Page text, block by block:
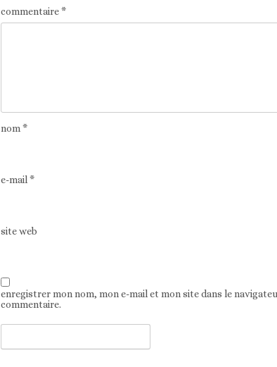
commentaire*
nom *
e-mail *
site web
enregistrer mon nom, mon e-mail et mon site dans le
commentaire.